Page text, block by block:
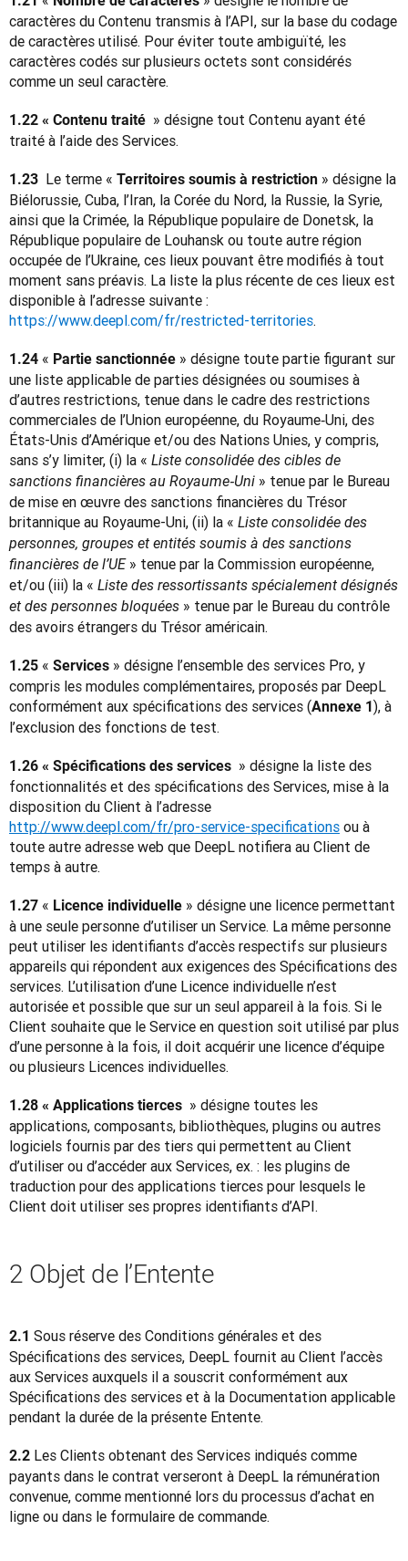
caractères du Contenu transmis à l’API, sur la base du codage
de caractères utilisé. Pour éviter toute ambiguïté, les
caractères codés sur plusieurs octets sont considérés
comme un seul caractère.
1.22 « Contenu traité » désigne tout Contenu ayant été
traité à l’aide des Services.
1.23 Le terme « Territoires soumis à restriction » désigne la
Biélorussie, Cuba, l’Iran, la Corée du Nord, la Russie, la Syrie,
ainsi que la Crimée, la République populaire de Donetsk, la
République populaire de Louhansk ou toute autre région
occupée de l’Ukraine, ces lieux pouvant être modifiés à tout
moment sans préavis. La liste la plus récente de ces lieux est
https://www.deepl.com/fr/restricted-territories.
1.24 « Partie sanctionnée » désigne toute partie figurant sur
une liste applicable de parties désignées ou soumises à
d’autres restrictions, tenue dans le cadre des restrictions
commerciales de l’Union européenne, du Royaume‑Uni, des
États-Unis d’Amérique et/ou des Nations Unies, y compris,
sans s’y limiter, (i) la « Liste consolidée des cibles de
sanctions financières au Royaume‑Uni » tenue par le Bureau
de mise en œuvre des sanctions financières du Trésor
britannique au Royaume-Uni, (ii) la « Liste consolidée des
personnes, groupes et entités soumis à des sanctions
financières de l’UE » tenue par la Commission européenne,
et/ou (iii) la « Liste des ressortissants spécialement désignés
et des personnes bloquées » tenue par le Bureau du contrôle
des avoirs étrangers du Trésor américain.
1.25 « Services » désigne l’ensemble des services Pro, y
compris les modules complémentaires, proposés par DeepL
conformément aux spécifications des services (Annexe 1), à
l’exclusion des fonctions de test.
1.26 « Spécifications des services » désigne la liste des
fonctionnalités et des spécifications des Services, mise à la
http://www.deepl.com/fr/pro-service-specifications ou à
toute autre adresse web que DeepL notifiera au Client de
temps à autre.
1.27 « Licence individuelle » désigne une licence permettant
à une seule personne d’utiliser un Service. La même personne
peut utiliser les identifiants d’accès respectifs sur plusieurs
appareils qui répondent aux exigences des Spécifications des
services. L’utilisation d’une Licence individuelle n’est
autorisée et possible que sur un seul appareil à la fois. Si le
Client souhaite que le Service en question soit utilisé par plus
d’une personne à la fois, il doit acquérir une licence d’équipe
ou plusieurs Licences individuelles.
1.28 « Applications tierces » désigne toutes les
applications, composants, bibliothèques, plugins ou autres
logiciels fournis par des tiers qui permettent au Client
d’utiliser ou d’accéder aux Services, ex. : les plugins de
traduction pour des applications tierces pour lesquels le
Client doit utiliser ses propres identifiants d’API.
2 Objet de l’Entente
2.1 Sous réserve des Conditions générales et des
Spécifications des services, DeepL fournit au Client l’accès
aux Services auxquels il a souscrit conformément aux
Spécifications des services et à la Documentation applicable
pendant la durée de la présente Entente.
2.2 Les Clients obtenant des Services indiqués comme
payants dans le contrat verseront à DeepL la rémunération
convenue, comme mentionné lors du processus d’achat en
ligne ou dans le formulaire de commande.